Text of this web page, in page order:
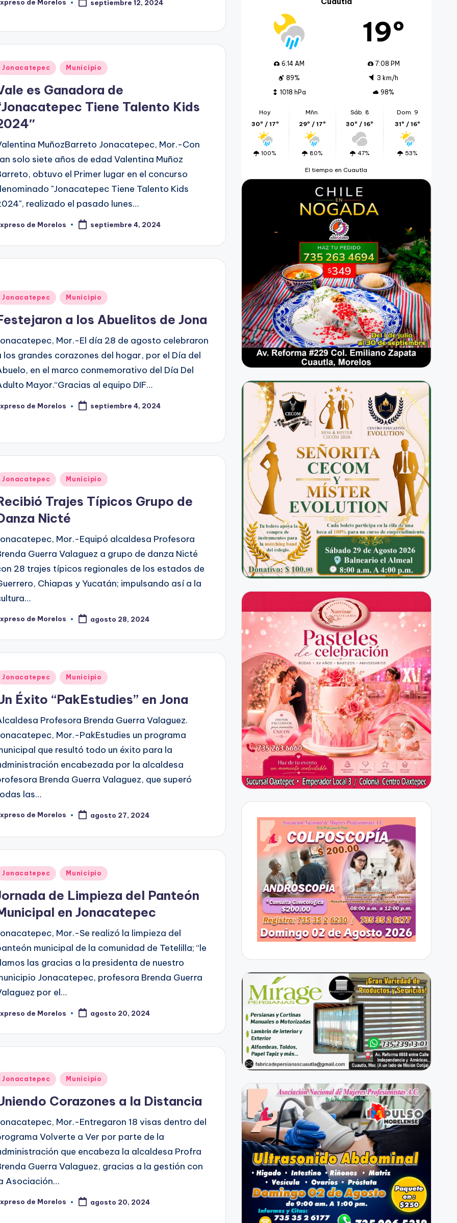
de Morelos septiembre 12, 2024
Jonacatepec Municipio
es Ganadora de
Tiene Talento Kids
MuñozBarreto Jonacatepec, Mor.-Con
solo siete años de edad Valentina Muñoz
obtuvo el Primer lugar en el concurso
"Jonacatepec Tiene Talento Kids
realizado el pasado lunes…
de Morelos septiembre 4, 2024
Jonacatepec Municipio
a los Abuelitos de Jona
Mor.-El día 28 de agosto celebraron
los grandes corazones del hogar, por el Día del
en el marco conmemorativo del Día Del
Mayor.“Gracias al equipo DIF…
de Morelos septiembre 4, 2024
Jonacatepec Municipio
Trajes Típicos Grupo de
Nicté
Mor.-Equipó alcaldesa Profesora
Guerra Valaguez a grupo de danza Nicté
28 trajes típicos regionales de los estados de
Chiapas y Yucatán; impulsando así a la
de Morelos agosto 28, 2024
Jonacatepec Municipio
Éxito “PakEstudies” en Jona
Profesora Brenda Guerra Valaguez.
Mor.-PakEstudies un programa
que resultó todo un éxito para la
encabezada por la alcaldesa
Brenda Guerra Valaguez, que superó
las…
de Morelos agosto 27, 2024
Jonacatepec Municipio
de Limpieza del Panteón
en Jonacatepec
Mor.-Se realizó la limpieza del
municipal de la comunidad de Tetelilla; “le
las gracias a la presidenta de nuestro
Jonacatepec, profesora Brenda Guerra
por el…
de Morelos agosto 20, 2024
Jonacatepec Municipio
Corazones a la Distancia
Mor.-Entregaron 18 visas dentro del
Volverte a Ver por parte de la
que encabeza la alcaldesa Profra
Guerra Valaguez, gracias a la gestión con
Asociación…
de Morelos agosto 20, 2024
19º
6:14 AM
7:08 PM
89%
3 km/h
1018 hPa
98%
Hoy
30º / 17º
100%
Mñn.
29º / 17º
80%
Sáb. 8
30º / 16º
47%
Dom. 9
31º / 16º
53%
El tiempo en Cuautla